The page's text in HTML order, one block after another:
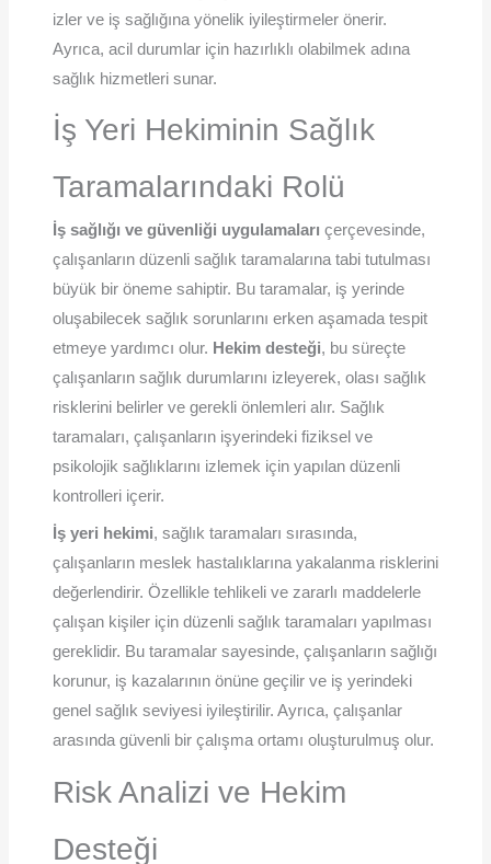
izler ve iş sağlığına yönelik iyileştirmeler önerir.
Ayrıca, acil durumlar için hazırlıklı olabilmek adına
sağlık hizmetleri sunar.
İş Yeri Hekiminin Sağlık
Taramalarındaki Rolü
İş sağlığı ve güvenliği uygulamaları çerçevesinde,
çalışanların düzenli sağlık taramalarına tabi tutulması
büyük bir öneme sahiptir. Bu taramalar, iş yerinde
oluşabilecek sağlık sorunlarını erken aşamada tespit
etmeye yardımcı olur. Hekim desteği, bu süreçte
çalışanların sağlık durumlarını izleyerek, olası sağlık
risklerini belirler ve gerekli önlemleri alır. Sağlık
taramaları, çalışanların işyerindeki fiziksel ve
psikolojik sağlıklarını izlemek için yapılan düzenli
kontrolleri içerir.
İş yeri hekimi, sağlık taramaları sırasında,
çalışanların meslek hastalıklarına yakalanma risklerini
değerlendirir. Özellikle tehlikeli ve zararlı maddelerle
çalışan kişiler için düzenli sağlık taramaları yapılması
gereklidir. Bu taramalar sayesinde, çalışanların sağlığı
korunur, iş kazalarının önüne geçilir ve iş yerindeki
genel sağlık seviyesi iyileştirilir. Ayrıca, çalışanlar
arasında güvenli bir çalışma ortamı oluşturulmuş olur.
Risk Analizi ve Hekim
Desteği